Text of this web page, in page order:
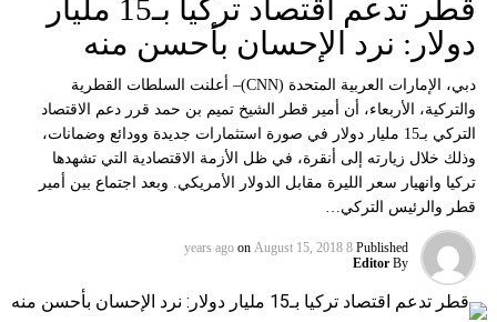
قطر تدعم اقتصاد تركيا بـ15 مليار
دولار: نرد الإحسان بأحسن منه
دبي، الإمارات العربية المتحدة (CNN)– أعلنت السلطات القطرية
والتركية، الأربعاء، أن أمير قطر الشيخ تميم بن حمد قرر دعم الاقتصاد
التركي بـ15 مليار دولار في صورة استثمارات جديدة وودائع وضمانات،
وذلك خلال زيارته إلى أنقرة، في ظل الأزمة الاقتصادية التي تشهدها
تركيا وانهيار سعر الليرة مقابل الدولار الأمريكي. وبعد اجتماع بين أمير
قطر والرئيس التركي…
Published
8 years ago
on August 15, 2018
By
Editor